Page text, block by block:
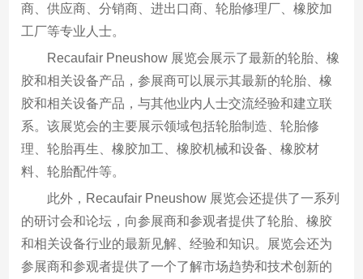
商、供应商、分销商、进出口商、轮胎修理厂、橡胶加
工厂等专业人士。
Recaufair Pneushow 展览会展示了最新的轮胎、橡
胶和相关设备产品，参展商可以展示其最新的轮胎、橡
胶和相关设备产品，与其他业内人士交流经验和建立联
系。该展览会的主要展示领域包括轮胎制造、轮胎修
理、轮胎再生、橡胶加工、橡胶机械和设备、橡胶材
料、轮胎配件等。
此外，Recaufair Pneushow 展览会还提供了一系列
的研讨会和论坛，向参展商和参观者提供了轮胎、橡胶
和相关设备行业的最新见解、经验和知识。展览会还为
参展商和参观者提供了一个了解市场趋势和技术创新的